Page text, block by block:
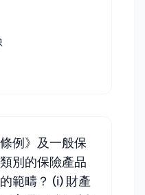
例》及一般保
別的保險產品
範疇？ (i) 財產